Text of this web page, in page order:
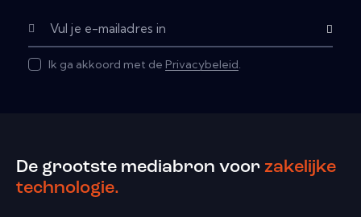
Subscribe
Ik ga akkoord met de Privacybeleid.
De grootste mediabron voor zakelijke
technologie.